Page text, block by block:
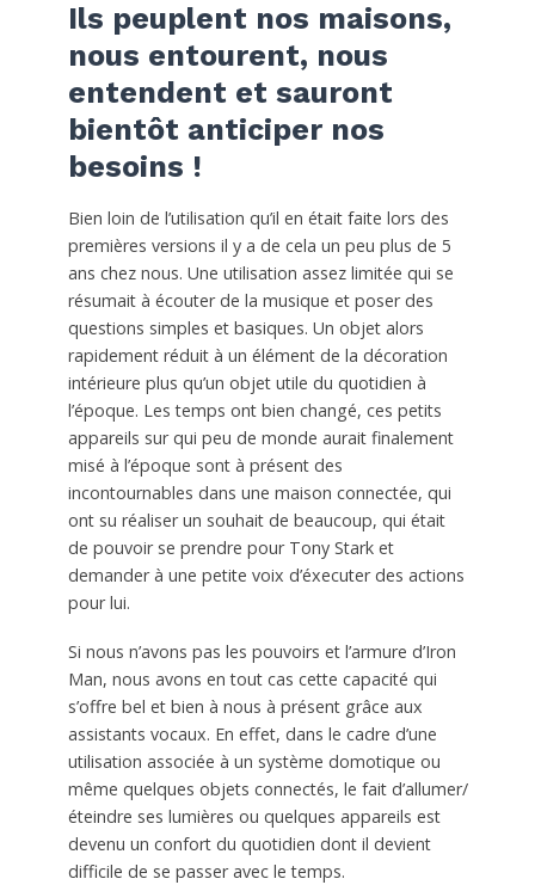
Ils peuplent nos maisons,
nous entourent, nous
entendent et sauront
bientôt anticiper nos
besoins !
Bien loin de l’utilisation qu’il en était faite lors des
premières versions il y a de cela un peu plus de 5
ans chez nous. Une utilisation assez limitée qui se
résumait à écouter de la musique et poser des
questions simples et basiques. Un objet alors
rapidement réduit à un élément de la décoration
intérieure plus qu’un objet utile du quotidien à
l’époque. Les temps ont bien changé, ces petits
appareils sur qui peu de monde aurait finalement
misé à l’époque sont à présent des
incontournables dans une maison connectée, qui
ont su réaliser un souhait de beaucoup, qui était
de pouvoir se prendre pour Tony Stark et
demander à une petite voix d’éxecuter des actions
pour lui.
Si nous n’avons pas les pouvoirs et l’armure d’Iron
Man, nous avons en tout cas cette capacité qui
s’offre bel et bien à nous à présent grâce aux
assistants vocaux. En effet, dans le cadre d’une
utilisation associée à un système domotique ou
même quelques objets connectés, le fait d’allumer/
éteindre ses lumières ou quelques appareils est
devenu un confort du quotidien dont il devient
difficile de se passer avec le temps.